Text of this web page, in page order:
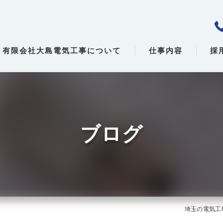
有限会社大島電気工事について 仕事内容 採
ブログ
埼玉の電気工